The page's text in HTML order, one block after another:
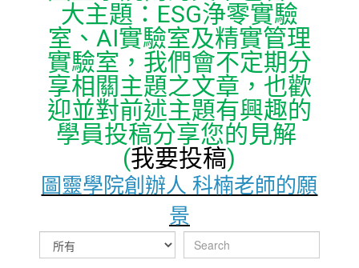
大主題：ESG浄零實驗
室、AI實驗室及精實管理
實驗室，我們會不定期分
享相關主題之文章，也歡
迎並對前述主題有興趣的
學員投稿分享您的見解
(我要投稿)
圖靈學院創辦人 科楠老師的願
景